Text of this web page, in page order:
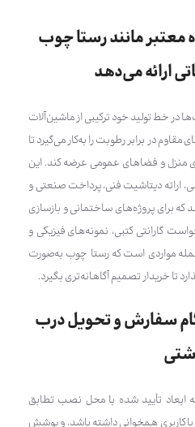
معتبر مانند رستا چوب
ارائه می‌دهد
در خط تولید خود ترکیبی از ماشین‌آلات
در برابر رطوبت را به‌کار می‌گیرد تا
و فضاهای عمومی عرضه کند. این
ارائه دیتاشیت فنی، پرداخت صنعتی و
برای پروژه‌های ساختمانی و بازسازی
گارانتی کتبی، نمونه‌های فیزیکی و
جمله مواردی است که رستا چوب به‌صورت
تا خریدار تصمیم آگاهانه‌تری بگیرد.
سفارش و تحویل درب
ابعاد تأیید شده با محل نصب تطابق
با کاربری همخوانی داشته باشد، و پوشش